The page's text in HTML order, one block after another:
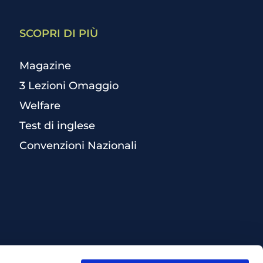
SCOPRI DI PIÙ
Magazine
3 Lezioni Omaggio
Welfare
Test di inglese
Convenzioni Nazionali